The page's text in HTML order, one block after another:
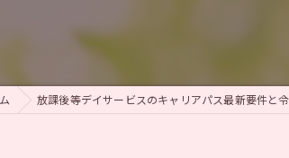
放課後等デイサービスのキャリアパス最新要件と